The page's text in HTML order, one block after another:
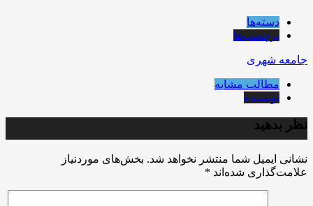
دسته‌ها
برچسب‌ها
جامعه شهری
مطالب مشابه
نویسنده
نظر بدهید
نشانی ایمیل شما منتشر نخواهد شد. بخش‌های موردنیاز
علامت‌گذاری شده‌اند *